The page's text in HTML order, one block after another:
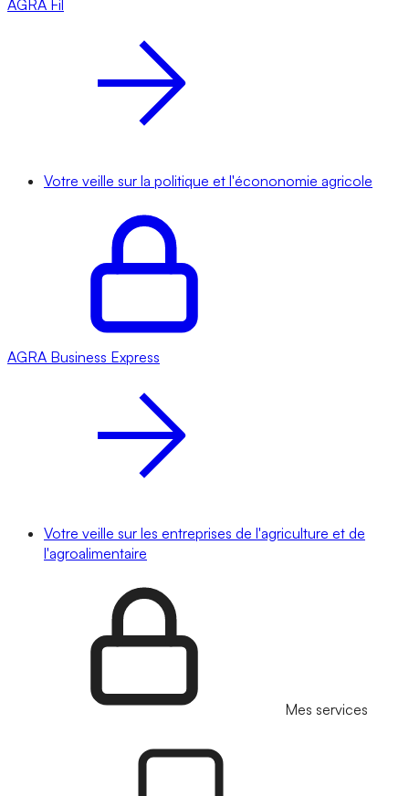
AGRA Fil
Votre veille sur la politique et l'écononomie agricole
AGRA Business Express
Votre veille sur les entreprises de l'agriculture et de
l'agroalimentaire
Mes services